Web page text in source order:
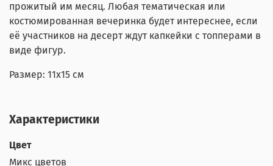
прожитый им месяц. Любая тематическая или
костюмированная вечеринка будет интереснее, если
её участников на десерт ждут капкейки с топперами в
виде фигур.
Размер: 11x15 см
Характеристики
Цвет
Микс цветов